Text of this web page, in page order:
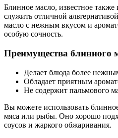
Блинное масло, известное
служить отличной
масло с нежным вкусом и
особую сочность.
Преимущества блинного
Делает блюда более
Обладает приятным
Не содержит пальмового
Вы можете использовать
мяса или рыбы. Оно хорошо
соусов и жаркого обжаривания.